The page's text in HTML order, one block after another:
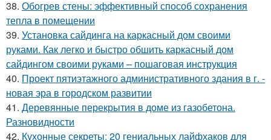
38. Обогрев стены: эффективный способ сохранения
тепла в помещении
39. Установка сайдинга на каркасный дом своими
руками. Как легко и быстро обшить каркасный дом
сайдингом своими руками – пошаговая инструкция
40. Проект пятиэтажного административного здания в г. -
новая эра в городском развитии
41. Деревянные перекрытия в доме из газобетона.
Разновидности
42. Кухонные секреты: 20 гениальных лайфхаков для